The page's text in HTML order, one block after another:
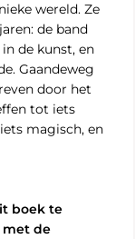
wereld. Ze
de band
de kunst, en
Gaandeweg
door het
tot iets
magisch, en
boek te
met de